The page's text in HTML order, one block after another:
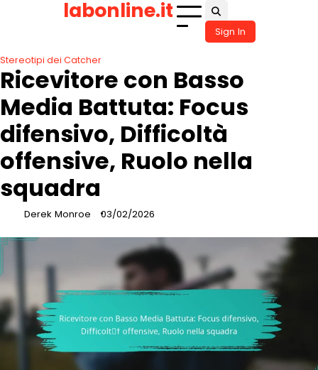
labonline.it
Sign In
Stereotipi dei Catcher
Ricevitore con Basso
Media Battuta: Focus
difensivo, Difficoltà
offensive, Ruolo nella
squadra
Derek Monroe 03/02/2026